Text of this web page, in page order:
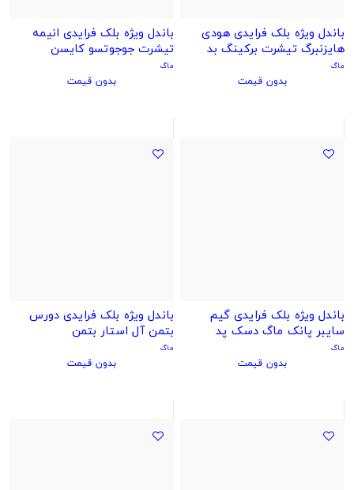
باندل ویژه بلک فرایدی هودی
هایزنبرگ تیشرت برکینگ بد
ماگ
بدون قیمت
باندل ویژه بلک فرایدی انیمه
تیشرت جوجوتسو کایسن
ایرفورس سفید
ماگ
بدون قیمت
باندل ویژه بلک فرایدی گیم
سایبر پانک ماگ دسک پد
ماگ
بدون قیمت
باندل ویژه بلک فرایدی دورس
بتمن آل استار بتمن
ماگ
بدون قیمت